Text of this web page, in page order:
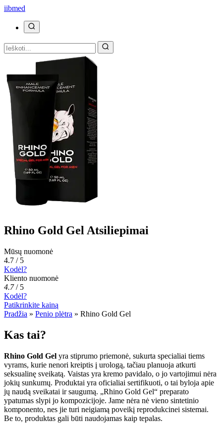
iibmed
Rhino Gold Gel Atsiliepimai
Mūsų nuomonė
4.7 / 5
Kodėl?
Kliento nuomonė
4.7/ 5
Kodėl?
Patikrinkite kainą
Pradžia » Penio plėtra » Rhino Gold Gel
Kas tai?
Rhino Gold Gel yra stiprumo priemonė, sukurta specialiai tiems
vyrams, kurie nenori kreiptis į urologą, tačiau planuoja atkurti
seksualinę sveikatą. Vaistas yra kremo pavidalo, o jo vartojimui nėra
jokių sunkumų. Produktai yra oficialiai sertifikuoti, o tai byloja apie
jų naudą sveikatai ir saugumą. „Rhino Gold Gel“ preparato
ypatumas slypi jo kompozicijoje. Jame nėra nė vieno sintetinio
komponento, nes jie turi neigiamą poveikį reprodukcinei sistemai.
Be to, produktas gali būti naudojamas kaip tepalas.